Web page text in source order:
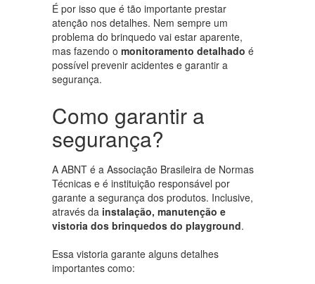
É por isso que é tão importante prestar
atenção nos detalhes. Nem sempre um
problema do brinquedo vai estar aparente,
mas fazendo o monitoramento detalhado é
possível prevenir acidentes e garantir a
segurança.
Como garantir a
segurança?
A ABNT é a Associação Brasileira de Normas
Técnicas e é instituição responsável por
garante a segurança dos produtos. Inclusive,
através da instalação, manutenção e
vistoria dos brinquedos do playground.
Essa vistoria garante alguns detalhes
importantes como: